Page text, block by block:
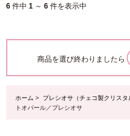
6 件中 1 ～ 6 件を表示中
商品を選び終わりましたら
ホーム > プレシオサ（チェコ製クリスタ
トオパール／プレシオサ